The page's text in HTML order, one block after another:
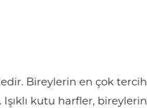
Bireylerin en çok tercih
kutu harfler, bireylerin